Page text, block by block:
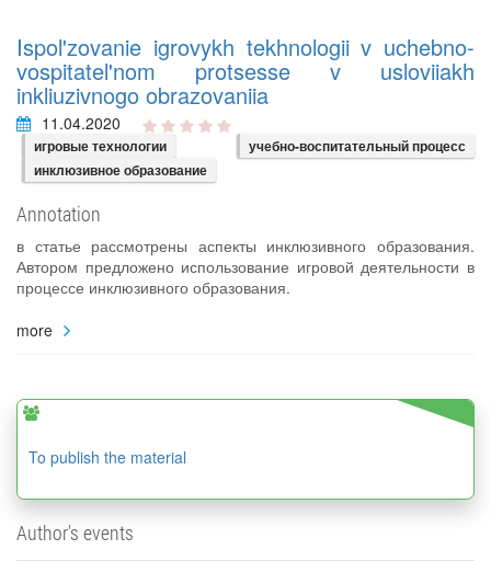
Ispol'zovanie igrovykh tekhnologii v uchebno-
vospitatel'nom protsesse v usloviiakh
inkliuzivnogo obrazovaniia
11.04.2020
игровые технологии
учебно-воспитательный процесс
инклюзивное образование
Annotation
в статье рассмотрены аспекты инклюзивного образования.
Автором предложено использование игровой деятельности в
процессе инклюзивного образования.
more
To publish the material
Author's events